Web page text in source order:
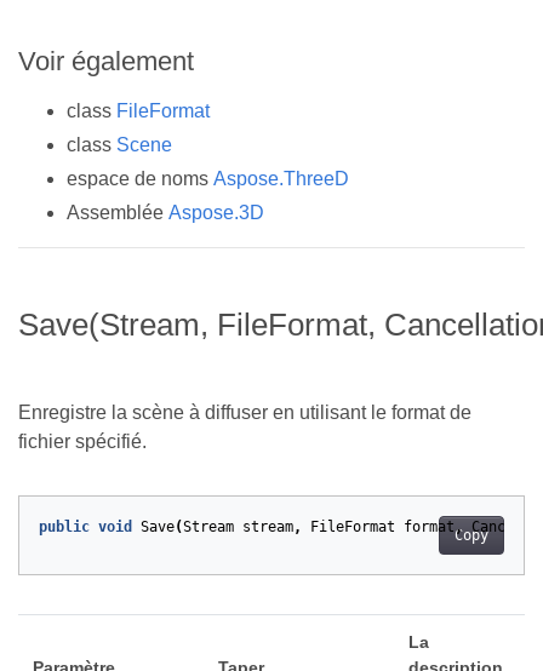
Voir également
class FileFormat
class Scene
espace de noms Aspose.ThreeD
Assemblée Aspose.3D
Save(Stream, FileFormat,
Enregistre la scène à diffuser en utilisant le format de
fichier spécifié.
Copy
public void Save(Stream stream, FileFormat format,
La